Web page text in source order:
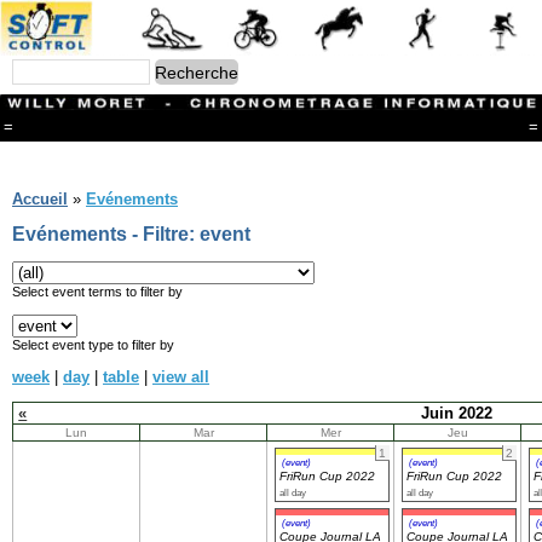
= =
Branches
CONTACT
Ski ALPIN
Triathlon
Ski Nordique
Courses à pieds
Athlétisme
Slalom In-Line
Caisse à savon
Coupe "Journal La Gruyère"
Accueil » Evénements
Evénements - Filtre: event
Select event terms to filter by
Select event type to filter by
week | day | table | view all
«
Juin 2022
Lun Mar Mer
Jeu
1
(event)
FriRun Cup 2022
all day
(event)
Coupe Journal LA
2
(event)
FriRun Cup 2022
all day
(event)
Coupe Journal LA